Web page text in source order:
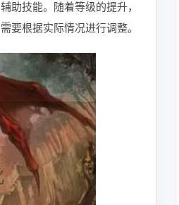
助技能。随着等级的提升，
要根据实际情况进行调整。